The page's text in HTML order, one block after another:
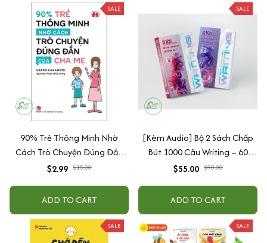
SALE
90% Trẻ Thông Minh Nhờ
Cách Trò Chuyện Đúng Đắn
Của Cha Mẹ
$2.99 $15.00
ADD TO CART
SALE
[Kèm Audio] Bộ 2 Sách Chấp
Bút 1000 Câu Writing – 60
Ngày Gieo Trồng Tư Duy
$55.00 $90.00
ADD TO CART
SALE SALE